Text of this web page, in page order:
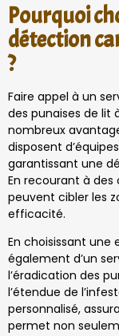
Pourquoi
détection
?
Faire appel à un
des punaises de lit
nombreux
disposent
garantissant une
En recourant à des
peuvent cibler les
efficacité.
En choisissant une
également d’un
l’éradication des
l’étendue de
personnalisé,
permet non